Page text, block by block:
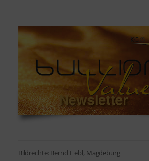
Bildrechte: Bernd Liebl, Magdeburg